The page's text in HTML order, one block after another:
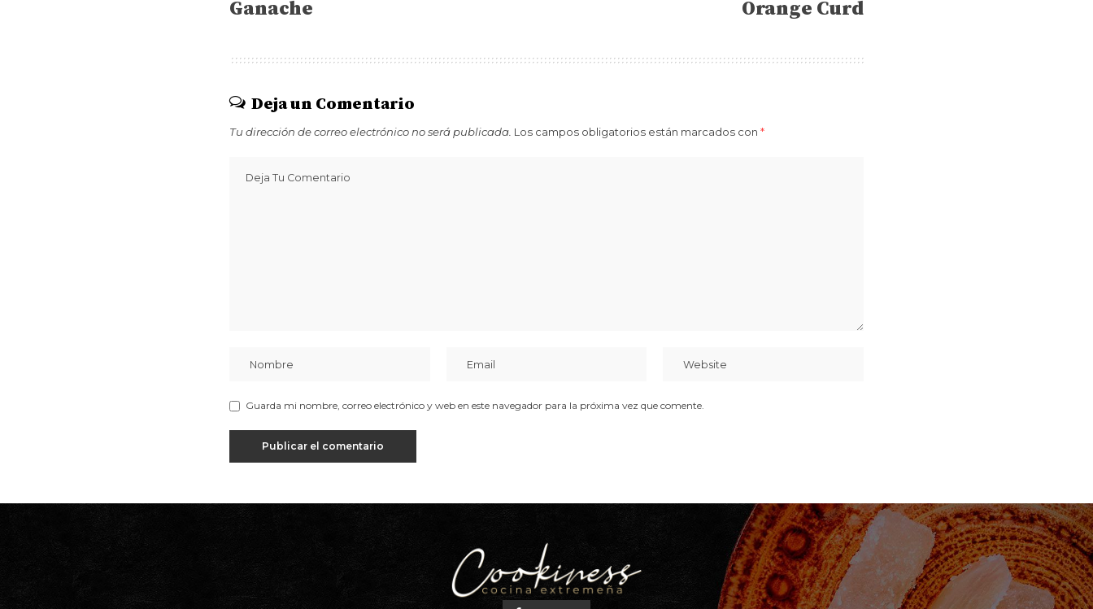
Ganache Orange Curd
Deja un Comentario
Tu dirección de correo electrónico no será publicada. Los campos obligatorios están marcados con *
Guarda mi nombre, correo electrónico y web en este navegador para la próxima vez que comente.